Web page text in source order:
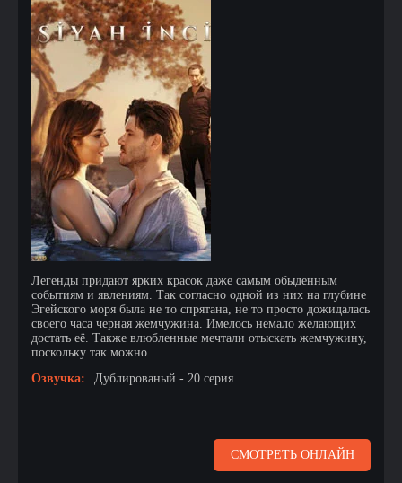
Легенды придают ярких красок даже самым обыденным
событиям и явлениям. Так согласно одной из них на глубине
Эгейского моря была не то спрятана, не то просто дожидалась
своего часа черная жемчужина. Имелось немало желающих
достать её. Также влюбленные мечтали отыскать жемчужину,
поскольку так можно...
Озвучка:
Дублированый - 20 серия
СМОТРЕТЬ ОНЛАЙН